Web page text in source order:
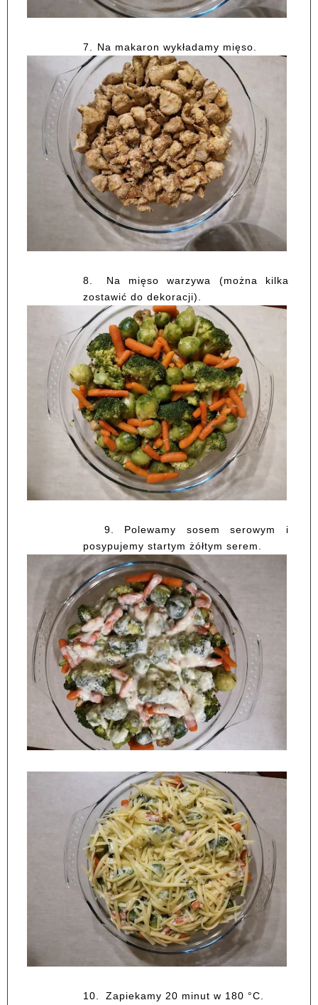
7. Na makaron wykładamy mięso.
8.
Na mięso warzywa (można kilka
zostawić do dekoracji).
9.
Polewamy sosem serowym i
posypujemy startym żółtym serem.
10.
Zapiekamy 20 minut w 180 °C.